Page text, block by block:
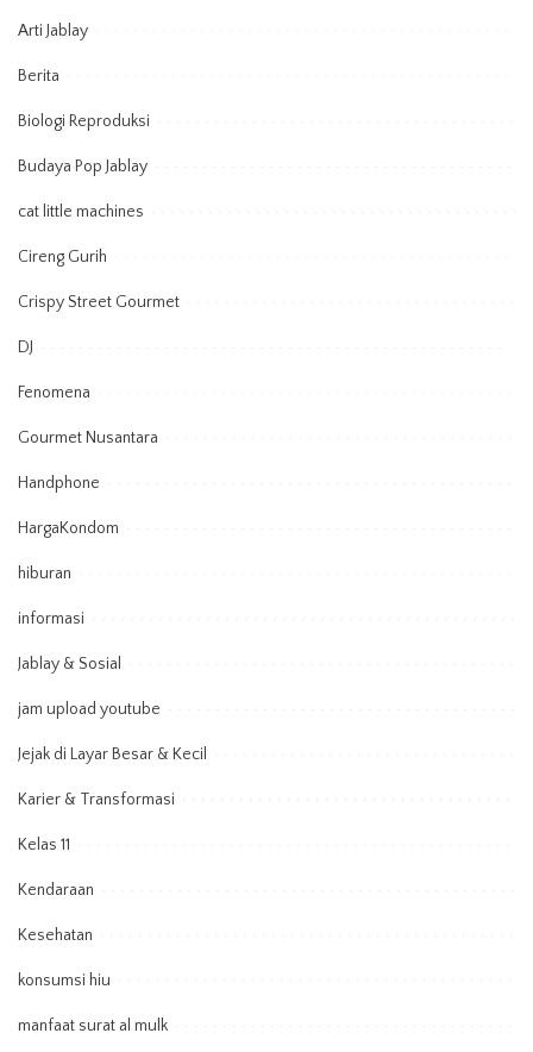
Arti Jablay
Berita
Biologi Reproduksi
Budaya Pop Jablay
cat little machines
Cireng Gurih
Crispy Street Gourmet
DJ
Fenomena
Gourmet Nusantara
Handphone
HargaKondom
hiburan
informasi
Jablay & Sosial
jam upload youtube
Jejak di Layar Besar & Kecil
Karier & Transformasi
Kelas 11
Kendaraan
Kesehatan
konsumsi hiu
manfaat surat al mulk